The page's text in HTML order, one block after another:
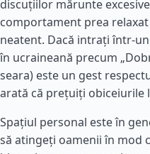
discuțiilor mărunte
comportament prea
neatent. Dacă intrați într-
în ucraineană precum
seara) este un gest
arată că prețuiți obiceiurile
Spațiul personal este în
să atingeți oamenii în mod